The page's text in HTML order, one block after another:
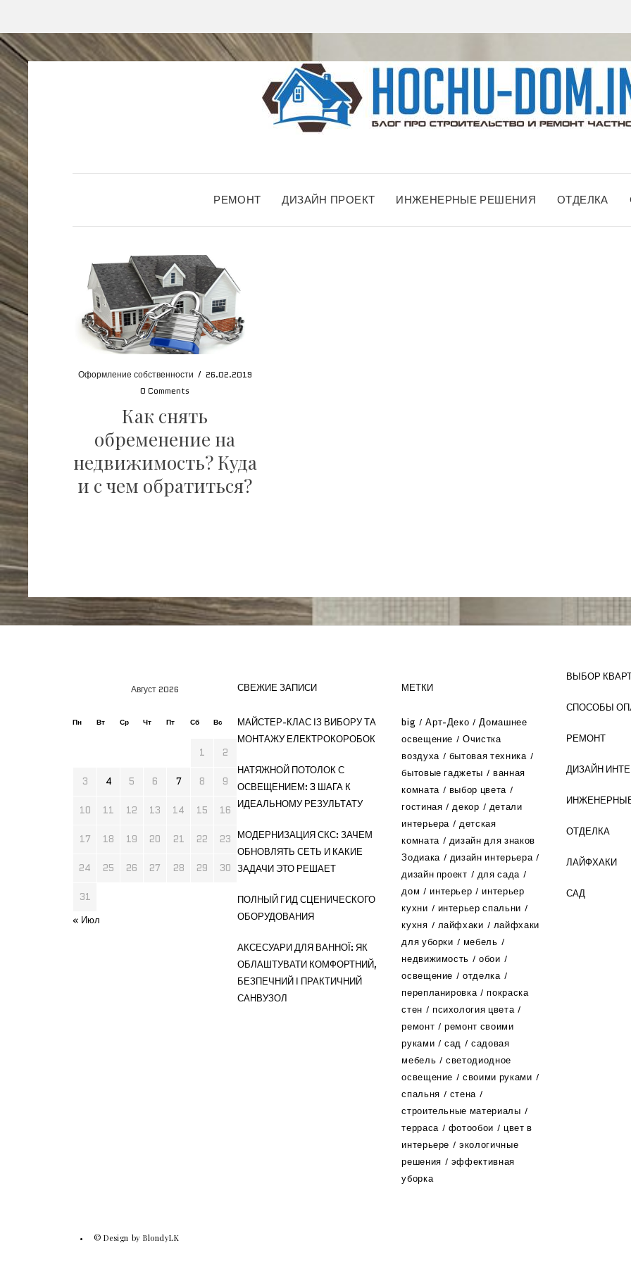
РЕМОНТ ДИЗАЙН ПРОЕКТ ИНЖЕНЕРНЫЕ РЕШЕНИЯ ОТДЕЛКА
Оформление собственности / 26.02.2019
0 Comments
Как снять
обременение на
недвижимость? Куда
и с чем обратиться?
Август 2026
Пн Вт Ср Чт Пт Сб Вс
1 2
3 4 5 6 7 8 9
10 11 12 13 14 15 16
17 18 19 20 21 22 23
24 25 26 27 28 29 30
31
« Июл
СВЕЖИЕ ЗАПИСИ
МАЙСТЕР-КЛАС ІЗ ВИБОРУ ТА
МОНТАЖУ ЕЛЕКТРОКОРОБОК
НАТЯЖНОЙ ПОТОЛОК С
ОСВЕЩЕНИЕМ: 3 ШАГА К
ИДЕАЛЬНОМУ РЕЗУЛЬТАТУ
МОДЕРНИЗАЦИЯ СКС: ЗАЧЕМ
ОБНОВЛЯТЬ СЕТЬ И КАКИЕ
ЗАДАЧИ ЭТО РЕШАЕТ
ПОЛНЫЙ ГИД СЦЕНИЧЕСКОГО
ОБОРУДОВАНИЯ
АКСЕСУАРИ ДЛЯ ВАННОЇ: ЯК
ОБЛАШТУВАТИ КОМФОРТНИЙ,
БЕЗПЕЧНИЙ І ПРАКТИЧНИЙ
САНВУЗОЛ
МЕТКИ
big Арт-Деко
Домашнее
освещение
Очистка
воздуха
бытовая техника
бытовые гаджеты
ванная
комната
выбор цвета
гостиная
декор
детали
интерьера
детская
комната
дизайн для знаков
Зодиака
дизайн интерьера
дизайн проект
для сада
дом
интерьер
интерьер
кухни
интерьер спальни
кухня
лайфхаки
лайфхаки
для уборки
мебель
недвижимость
обои
освещение
отделка
перепланировка
покраска
стен
психология цвета
ремонт
ремонт своими
руками
сад
садовая
мебель
светодиодное
освещение
своими руками
спальня
стена
строительные материалы
терраса
фотообои
цвет в
интерьере
экологичные
решения
эффективная
уборка
ВЫБОР
СПОСОБЫ
РЕМОНТ
ДИЗАЙН
ОТДЕЛКА
ЛАЙФХАКИ
САД
© Design by BlondyLK